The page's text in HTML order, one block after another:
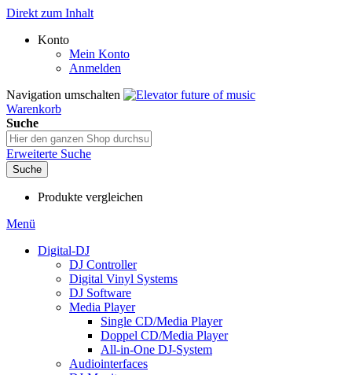
Direkt zum Inhalt
Konto
Mein Konto
Anmelden
Navigation umschalten
Warenkorb
Suche
Erweiterte Suche
Suche
Produkte vergleichen
Menü
Digital-DJ
DJ Controller
Digital Vinyl Systems
DJ Software
Media Player
Single CD/Media Player
Doppel CD/Media Player
All-in-One DJ-System
Audiointerfaces